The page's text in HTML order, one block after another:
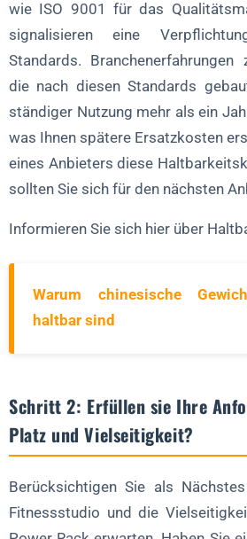
wie ISO 9001 für das
signalisieren eine
Standards. Branchenerfahrungen
die nach diesen Standards
ständiger Nutzung mehr als ein
was Ihnen spätere Ersatzkosten
eines Anbieters diese
sollten Sie sich für den nächsten
Informieren Sie sich hier über
Warum chinesische
haltbar sind
Schritt 2: Erfüllen sie Ihre
Platz und Vielseitigkeit?
Berücksichtigen Sie als
Fitnessstudio und die